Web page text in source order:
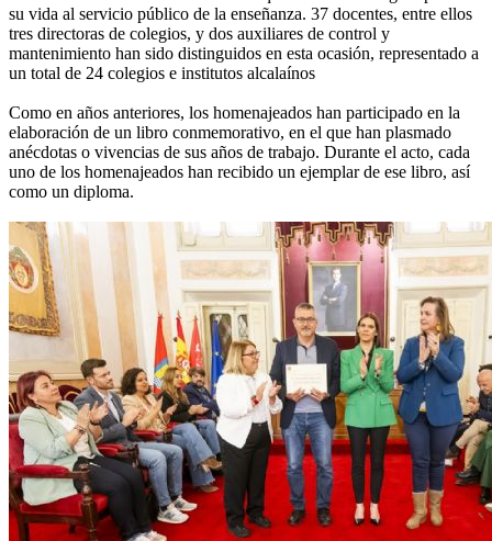
su vida al servicio público de la enseñanza. 37 docentes, entre ellos
tres directoras de colegios, y dos auxiliares de control y
mantenimiento han sido distinguidos en esta ocasión, representado a
un total de 24 colegios e institutos alcalaínos
Como en años anteriores, los homenajeados han participado en la
elaboración de un libro conmemorativo, en el que han plasmado
anécdotas o vivencias de sus años de trabajo. Durante el acto, cada
uno de los homenajeados han recibido un ejemplar de ese libro, así
como un diploma.